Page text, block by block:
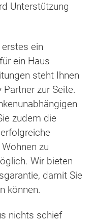
Unterstützung
ein
ein Haus
steht Ihnen
zur Seite.
zudem die
zu
Wir bieten
damit Sie
können.
nichts schief